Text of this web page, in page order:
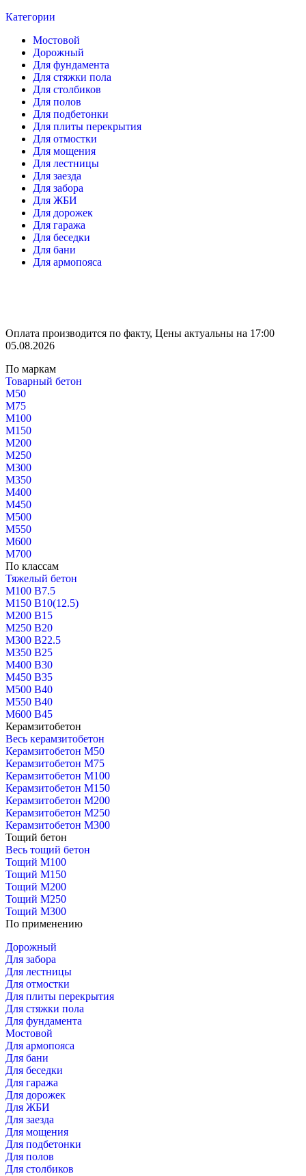
Категории
Мостовой
Дорожный
Для фундамента
Для стяжки пола
Для столбиков
Для полов
Для подбетонки
Для плиты перекрытия
Для отмостки
Для мощения
Для лестницы
Для заезда
Для забора
Для ЖБИ
Для дорожек
Для гаража
Для беседки
Для бани
Для армопояса
Оплата производится по факту, Цены актуальны на 17:00
05.08.2026
По маркам
Товарный бетон
М50
М75
М100
М150
М200
М250
М300
М350
М400
М450
М500
М550
М600
М700
По классам
Тяжелый бетон
М100 В7.5
М150 В10(12.5)
М200 В15
М250 В20
М300 В22.5
М350 В25
М400 В30
М450 В35
М500 В40
М550 В40
М600 В45
Керамзитобетон
Весь керамзитобетон
Керамзитобетон М50
Керамзитобетон М75
Керамзитобетон М100
Керамзитобетон М150
Керамзитобетон М200
Керамзитобетон М250
Керамзитобетон М300
Тощий бетон
Весь тощий бетон
Тощий М100
Тощий М150
Тощий М200
Тощий М250
Тощий М300
По применению
Дорожный
Для забора
Для лестницы
Для отмостки
Для плиты перекрытия
Для стяжки пола
Для фундамента
Мостовой
Для армопояса
Для бани
Для беседки
Для гаража
Для дорожек
Для ЖБИ
Для заезда
Для мощения
Для подбетонки
Для полов
Для столбиков